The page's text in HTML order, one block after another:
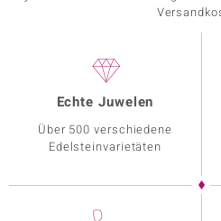
Echte Juwelen
Über 500 verschiedene
Edelsteinvarietäten